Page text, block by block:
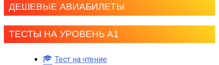
ДЕШЕВЫЕ АВИАБИЛЕТЫ
ТЕСТЫ НА УРОВЕНЬ А1
Тест на чтение